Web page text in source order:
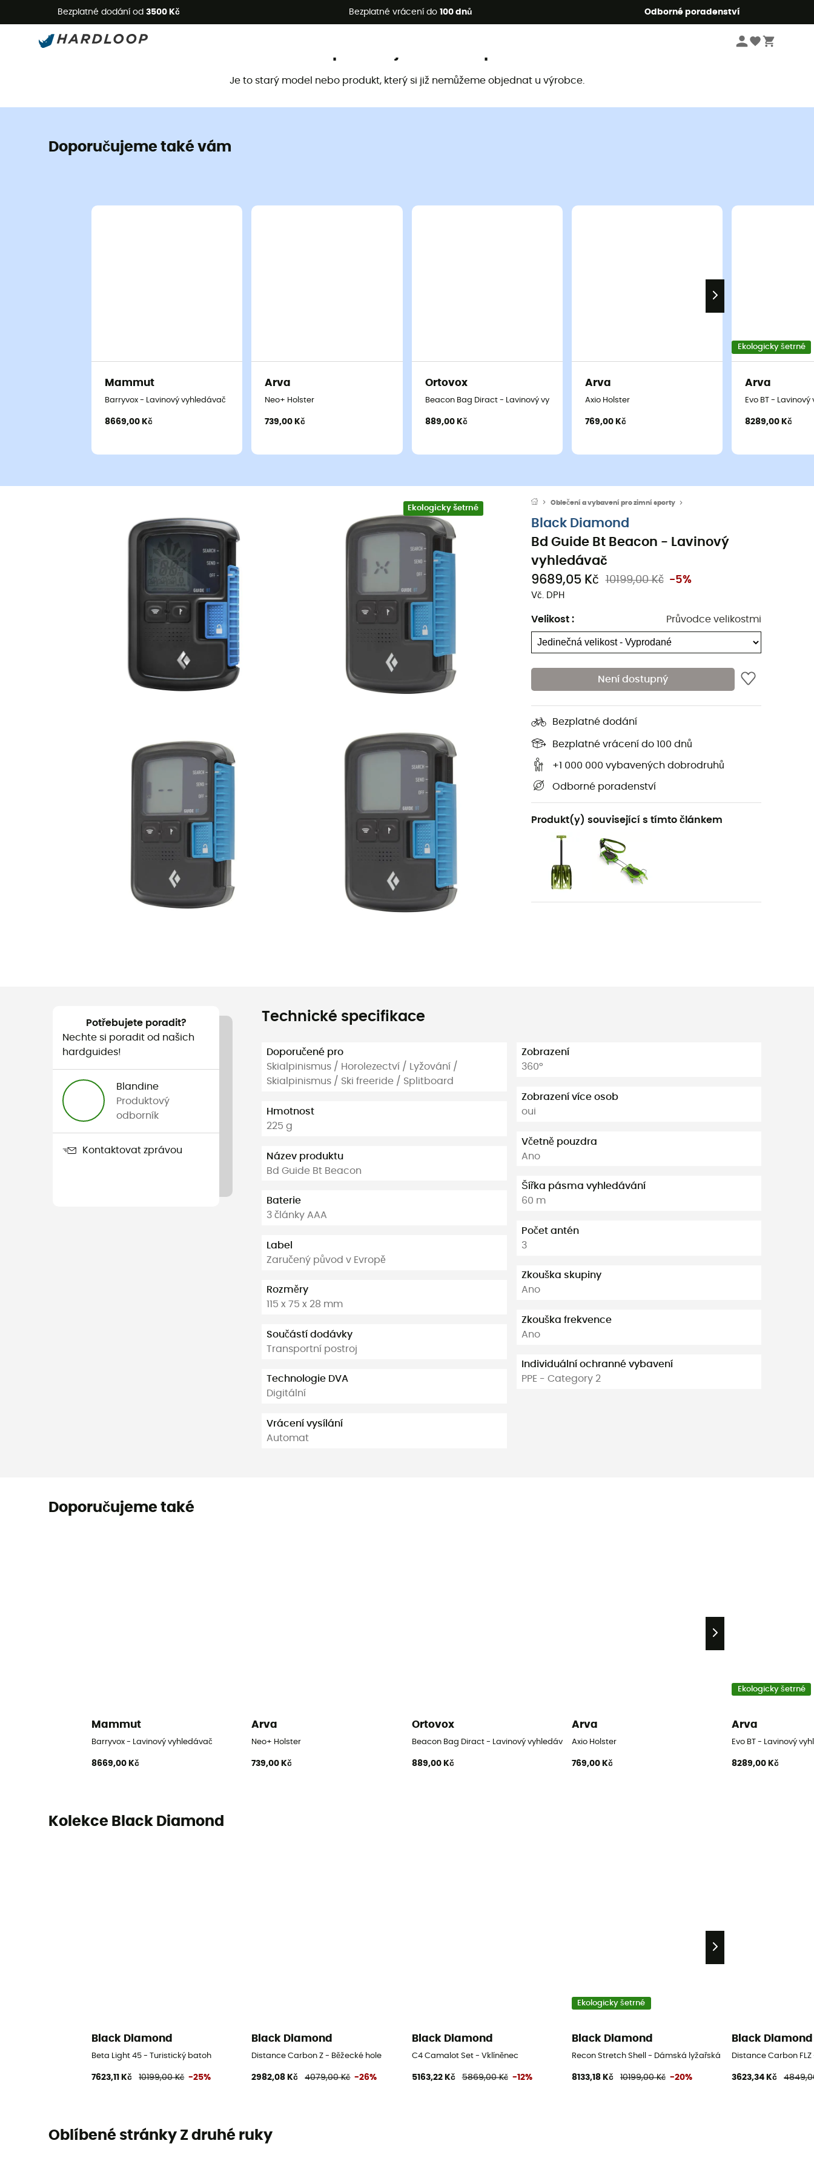
Bezplatné dodání od 3500 Kč Bezplatné vrácení do 100 dnů Odborné poradenství
Letní akce 🔥 -5 % EXTRA při nákupu 2 produktů* s kódem Summer5
Je to starý model nebo produkt, který si již nemůžeme objednat u výrobce.
Doporučujeme také vám
Mammut
Barryvox - Lavinový vyhledávač
8669,00 Kč
Arva
Neo+ Holster
739,00 Kč
Ortovox
Beacon Bag Diract - Lavinový vyhledávač
889,00 Kč
Arva
Axio Holster
769,00 Kč
Ekologicky šetrné
Arva
Evo BT -
8289,00 Kč
Ekologicky šetrné
Oblečení a vybavení pro zimní sporty
Black Diamond
Bd Guide Bt Beacon - Lavinový
vyhledávač
9689,05 Kč
10199,00 Kč -5%
Vč. DPH
Velikost : Průvodce velikostmi
Není dostupný
Bezplatné dodání
Bezplatné vrácení do 100 dnů
+1 000 000 vybavených dobrodruhů
Odborné poradenství
Produkt(y) související s tímto článkem
Potřebujete poradit?
Nechte si poradit od našich
hardguides!
Blandine
Produktový
odborník
Kontaktovat zprávou
Technické specifikace
Doporučené pro
Skialpinismus / Horolezectví / Lyžování /
Skialpinismus / Ski freeride / Splitboard
Hmotnost
225 g
Název produktu
Bd Guide Bt Beacon
Baterie
3 články AAA
Label
Zaručený původ v Evropě
Rozměry
115 x 75 x 28 mm
Součástí dodávky
Transportní postroj
Technologie DVA
Digitální
Vrácení vysílání
Automat
Zobrazení
360°
Zobrazení více osob
oui
Včetně pouzdra
Ano
Šířka pásma vyhledávání
60 m
Počet antén
3
Zkouška skupiny
Ano
Zkouška frekvence
Ano
Individuální ochranné vybavení
PPE - Category 2
Doporučujeme také
Mammut
Barryvox - Lavinový vyhledávač
8669,00 Kč
Arva
Neo+ Holster
739,00 Kč
Ortovox
Beacon Bag Diract - Lavinový vyhledávač
889,00 Kč
Arva
Axio Holster
769,00 Kč
Ekologicky šetrné
Arva
Evo BT - Lavinový
8289,00 Kč
Kolekce Black Diamond
Black Diamond
Beta Light 45 - Turistický batoh
7623,11 Kč 10199,00 Kč -25%
Black Diamond
Distance Carbon Z - Běžecké hole
2982,08 Kč 4079,00 Kč -26%
Black Diamond
C4 Camalot Set - Vklíněnec
5163,22 Kč 5869,00 Kč -12%
Ekologicky šetrné
Black Diamond
Recon Stretch Shell - Dámská lyžařská bunda
8133,18 Kč 10199,00 Kč -20%
Black Diamond
Distance Carbon
3623,34 Kč
Oblíbené stránky Z druhé ruky